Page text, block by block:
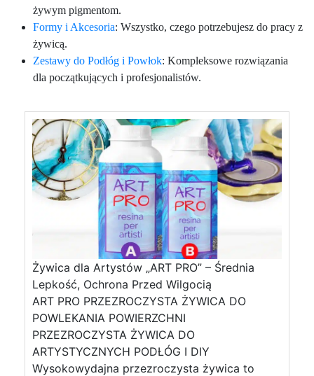
żywym pigmentom.
Formy i Akcesoria: Wszystko, czego potrzebujesz do pracy z
żywicą.
Zestawy do Podłóg i Powłok: Kompleksowe rozwiązania
dla początkujących i profesjonalistów.
Żywica dla Artystów „ART PRO” – Średnia
Lepkość, Ochrona Przed Wilgocią
ART PRO PRZEZROCZYSTA ŻYWICA DO
POWLEKANIA POWIERZCHNI
PRZEZROCZYSTA ŻYWICA DO
ARTYSTYCZNYCH PODŁÓG I DIY
Wysokowydajna przezroczysta żywica to